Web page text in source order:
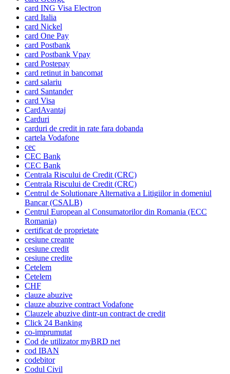
card ING Visa Electron
card Italia
card Nickel
card One Pay
card Postbank
card Postbank Vpay
card Postepay
card retinut in bancomat
card salariu
card Santander
card Visa
CardAvantaj
Carduri
carduri de credit in rate fara dobanda
cartela Vodafone
cec
CEC Bank
CEC Bank
Centrala Riscului de Credit (CRC)
Centrala Riscului de Credit (CRC)
Centrul de Solutionare Alternativa a Litigiilor in domeniul
Bancar (CSALB)
Centrul European al Consumatorilor din Romania (ECC
Romania)
certificat de proprietate
cesiune creante
cesiune credit
cesiune credite
Cetelem
Cetelem
CHF
clauze abuzive
clauze abuzive contract Vodafone
Clauzele abuzive dintr-un contract de credit
Click 24 Banking
co-imprumutat
Cod de utilizator myBRD net
cod IBAN
codebitor
Codul Civil